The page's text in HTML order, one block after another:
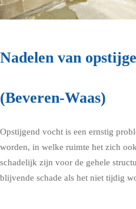
Nadelen van
(Beveren-Waas)
Opstijgend vocht is een ernstig
worden, in welke ruimte het zich
schadelijk zijn voor de gehele
blijvende schade als het niet tijdig